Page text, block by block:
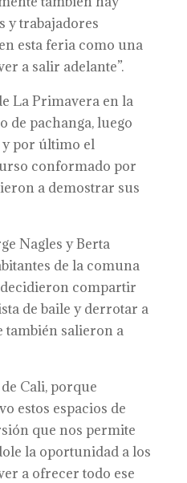
y trabajadores
esta feria como una
a salir adelante”.
La Primavera en la
de pachanga, luego
por último el
conformado por
a demostrar sus
Nagles y Berta
de la comuna
decidieron compartir
de baile y derrotar a
también salieron a
Cali, porque
estos espacios de
que nos permite
la oportunidad a los
a ofrecer todo ese